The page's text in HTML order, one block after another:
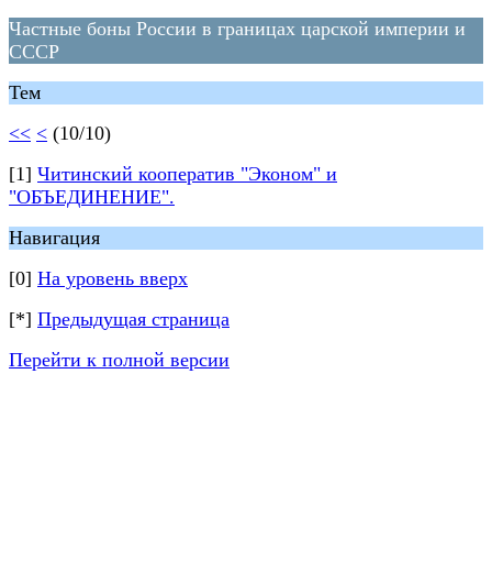
Частные боны России в границах царской империи и
СССР
Тем
<< < (10/10)
[1] Читинский кооператив "Эконом" и
"ОБЪЕДИНЕНИЕ".
Навигация
[0] На уровень вверх
[*] Предыдущая страница
Перейти к полной версии